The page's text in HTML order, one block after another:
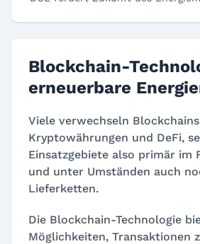
Blockchain-
erneuerbare
Viele verwechseln
Kryptowährungen und DeFi,
Einsatzgebiete also primär im
und unter Umständen auch
Lieferketten.
Die Blockchain-Technologie
Möglichkeiten, Transaktionen